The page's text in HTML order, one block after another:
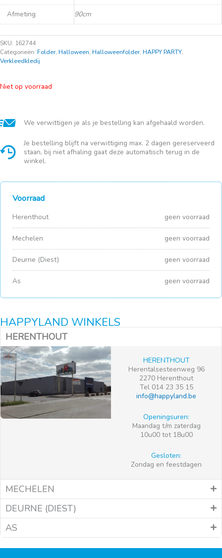
Afmeting 90cm
SKU: 162744
Categorieën: Folder, Halloween, Halloweenfolder, HAPPY PARTY,
Verkleedkledij
Niet op voorraad
We verwittigen je als je bestelling kan afgehaald worden.
Je bestelling blijft na verwittiging max. 2 dagen gereserveerd
staan, bij niet afhaling gaat deze automatisch terug in de
winkel.
Voorraad
Herenthout geen voorraad
Mechelen geen voorraad
Deurne (Diest) geen voorraad
As geen voorraad
HAPPYLAND WINKELS
HERENTHOUT
HERENTHOUT
Herentalsesteenweg 96
2270 Herenthout
Tel 014 23 35 15
info@happyland.be
Openingsuren:
Maandag t/m zaterdag
10u00 tot 18u00
Gesloten:
Zondag en feestdagen
MECHELEN
DEURNE (DIEST)
AS